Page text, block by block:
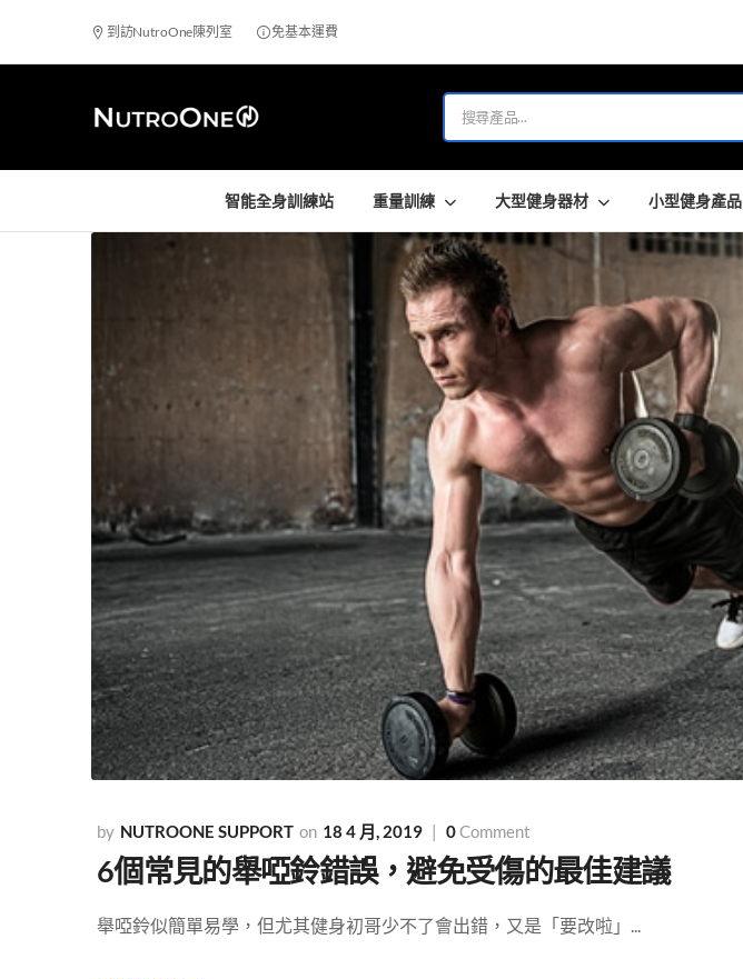
到訪NutroOne陳列室 免基本運費
智能全身訓練站 重量訓練 大型健身器材 小型健身產品
NUTROONE SUPPORT 18 4 月, 2019 0Comment
6個常見的舉啞鈴錯誤，避免受傷的最佳建議
舉啞鈴似簡單易學，但尤其健身初哥少不了會出錯，又是「要改啦」...